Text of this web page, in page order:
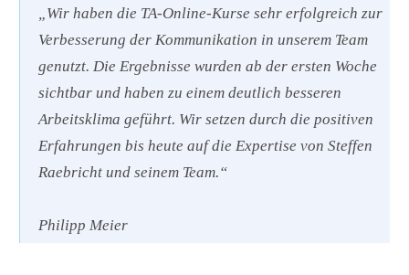
„Wir haben die TA-Online-Kurse sehr erfolgreich zur
Verbesserung der Kommunikation in unserem Team
genutzt. Die Ergebnisse wurden ab der ersten Woche
sichtbar und haben zu einem deutlich besseren
Arbeitsklima geführt. Wir setzen durch die positiven
Erfahrungen bis heute auf die Expertise von Steffen
Raebricht und seinem Team.“
Philipp Meier